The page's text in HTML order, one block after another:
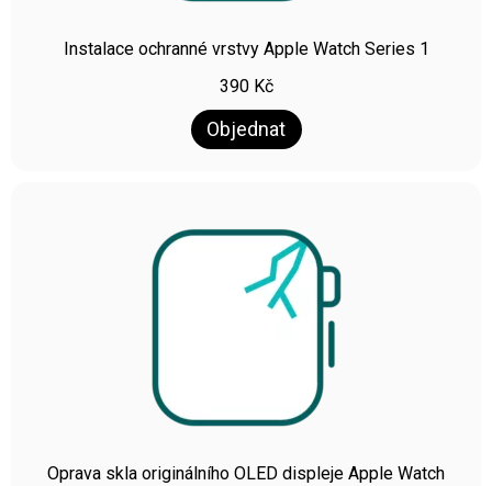
Instalace ochranné vrstvy Apple Watch Series 1
390 Kč
Objednat
Oprava skla originálního OLED displeje Apple Watch